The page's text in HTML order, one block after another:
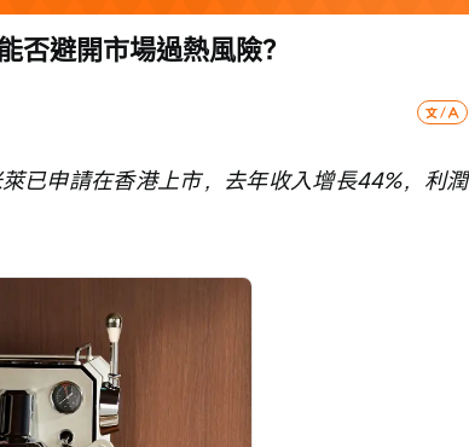
否避開市場過熱風險？
已申請在香港上市，去年收入增長44%，利潤